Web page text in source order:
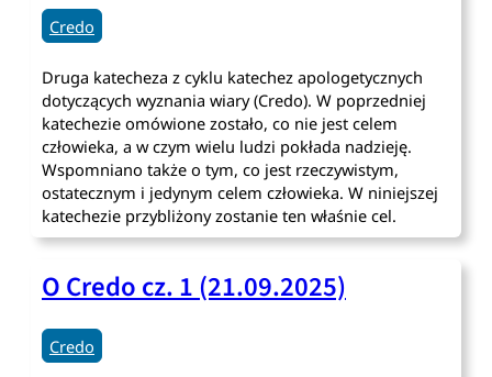
Credo
Druga katecheza z cyklu katechez apologetycznych
dotyczących wyznania wiary (Credo). W poprzedniej
katechezie omówione zostało, co nie jest celem
człowieka, a w czym wielu ludzi pokłada nadzieję.
Wspomniano także o tym, co jest rzeczywistym,
ostatecznym i jedynym celem człowieka. W niniejszej
katechezie przybliżony zostanie ten właśnie cel.
O Credo cz. 1 (21.09.2025)
Credo